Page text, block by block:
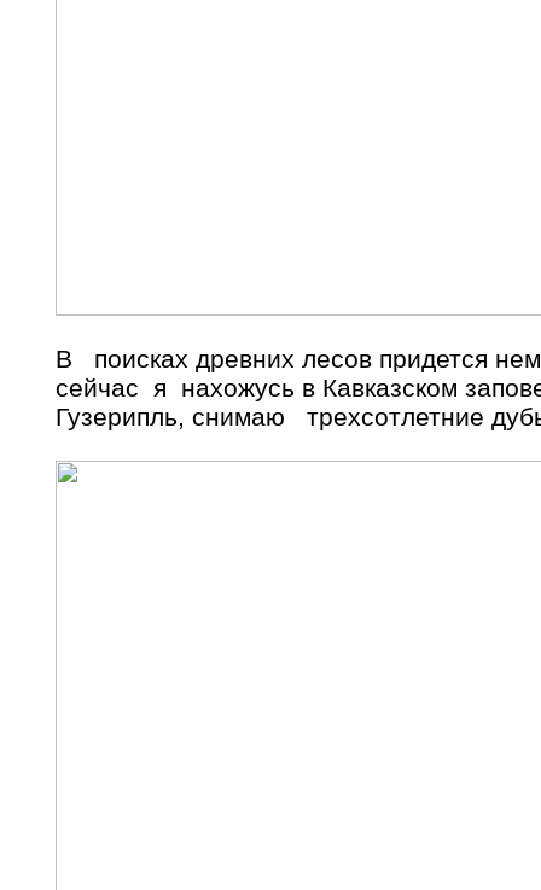
В поисках древних лесов придется
сейчас я нахожусь в Кавказском
Гузерипль, снимаю трехсотлетние